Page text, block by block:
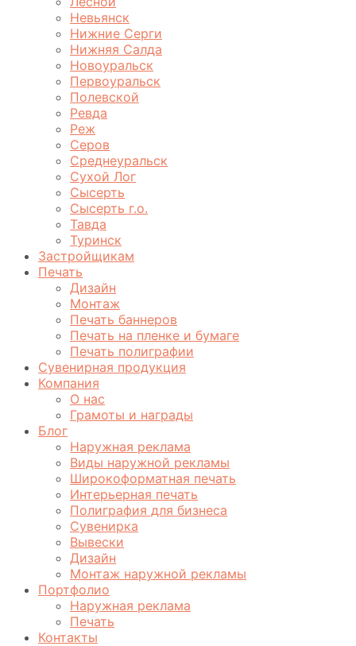
Невьянск
Нижние Серги
Нижняя Салда
Новоуральск
Первоуральск
Полевской
Ревда
Реж
Серов
Среднеуральск
Сухой Лог
Сысерть
Сысерть г.о.
Тавда
Туринск
Застройщикам
Печать
Дизайн
Монтаж
Печать баннеров
Печать на пленке и бумаге
Печать полиграфии
Сувенирная продукция
Компания
О нас
Грамоты и награды
Блог
Наружная реклама
Виды наружной рекламы
Широкоформатная печать
Интерьерная печать
Полиграфия для бизнеса
Сувенирка
Вывески
Дизайн
Монтаж наружной рекламы
Портфолио
Наружная реклама
Печать
Контакты